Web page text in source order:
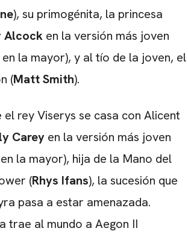
), su primogénita, la princesa
Alcock en la versión más joven
en la mayor), y al tío de la joven, el
(Matt Smith).
el rey Viserys se casa con Alicent
Carey en la versión más joven
en la mayor), hija de la Mano del
(Rhys Ifans), la sucesión que
pasa a estar amenazada.
trae al mundo a Aegon II